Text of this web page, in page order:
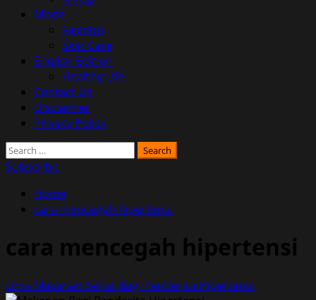
Mode
Fashion
Skin Care
English Edition
Healthy Life
Contact Us
Disclaimer
Privacy Policy
Search
for:
Subscribe
Home
cara mencegah hipertensi
cara mencegah hipertensi
Lima Makanan Sehat Bagi Penderita Hipertensi